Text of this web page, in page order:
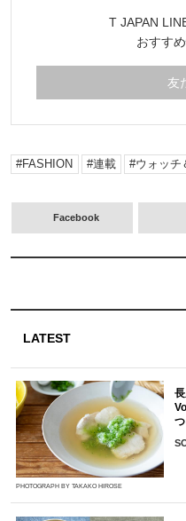
T JAPAN
おすす
友
FASHION 連載 ウォッチ
Facebook
LATEST
PHOTOGRAPH BY TAKAKO HIROSE